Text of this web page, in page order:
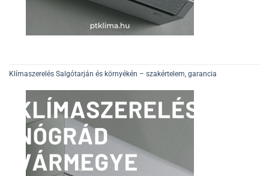
Klímaszerelés Salgótarján és környékén – szakértelem, garancia